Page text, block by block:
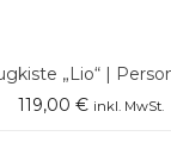
„Lio“ |
119,00 € inkl. MwSt.